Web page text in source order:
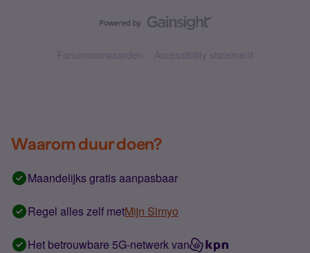
Forumvoorwaarden Accessibility statement
Waarom duur doen?
Maandelijks gratis aanpasbaar
Regel alles zelf metMijn Simyo
Het betrouwbare 5G-netwerk van